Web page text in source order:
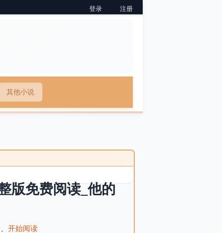
登录 注册
其他小说
版免费阅读_他的
开始阅读